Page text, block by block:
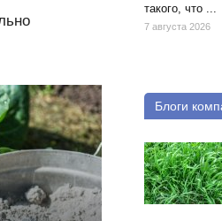
такого, что ...
7 августа 2026
Блоги